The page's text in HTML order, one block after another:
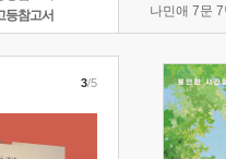
등참고서
나민애 7문
3/5